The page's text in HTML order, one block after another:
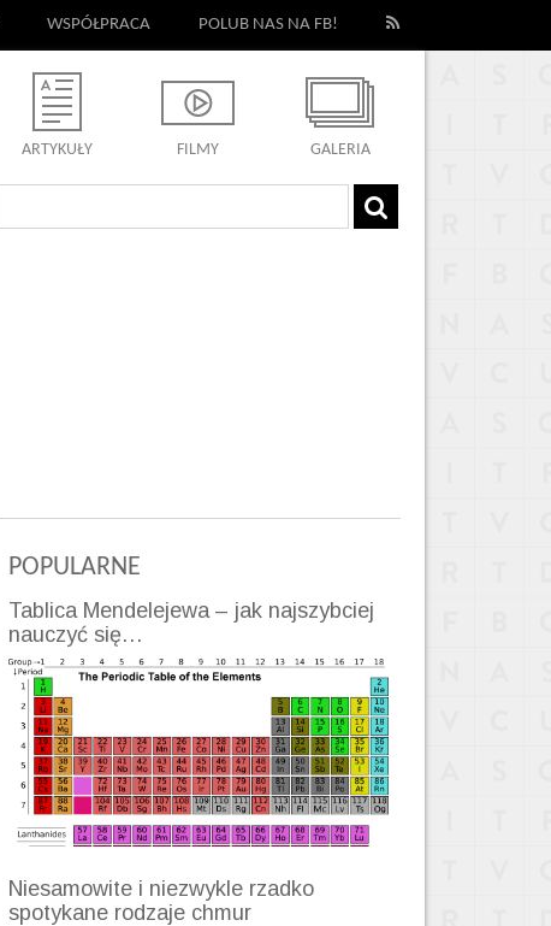
WSPÓŁPRACA POLUB NAS NA FB!
ARTYKUŁY FILMY GALERIA
POPULARNE
Tablica Mendelejewa – jak najszybciej
nauczyć się…
Niesamowite i niezwykle rzadko
spotykane rodzaje chmur